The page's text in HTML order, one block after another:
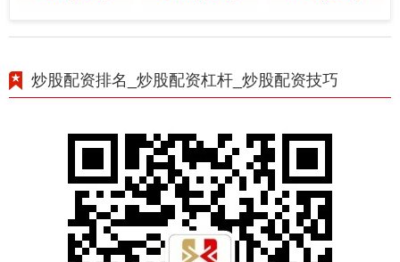
炒股配资排名_炒股配资杠杆_炒股配资技巧